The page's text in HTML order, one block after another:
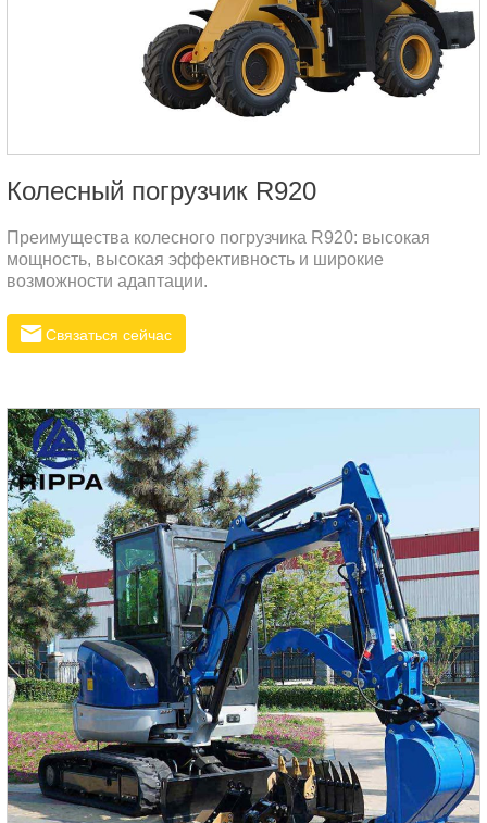
Колесный погрузчик R920
Преимущества колесного погрузчика R920: высокая
мощность, высокая эффективность и широкие
возможности адаптации.
Связаться сейчас